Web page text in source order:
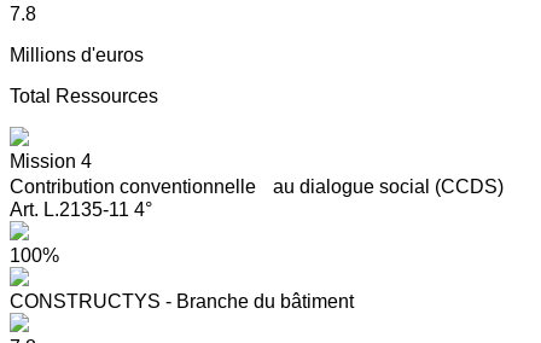
7.8
Millions d'euros
Total Ressources
Mission 4
Contribution conventionnelle au dialogue social (CCDS)
Art. L.2135-11 4°
100%
CONSTRUCTYS - Branche du bâtiment